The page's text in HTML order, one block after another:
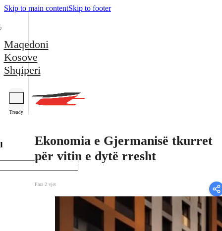
Skip to main contentSkip to footer
Maqedoni
Kosove
Shqiperi
Trendy
Ekonomia e Gjermanisë tkurret
për vitin e dytë rresht
Para 2 vjet